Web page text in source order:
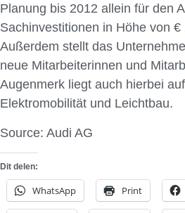
Planung bis 2012 allein für den
Sachinvestitionen in Höhe von €
Außerdem stellt das
neue Mitarbeiterinnen und
Augenmerk liegt auch hierbei
Elektromobilität und Leichtbau.
Source: Audi AG
Dit delen:
WhatsApp Print